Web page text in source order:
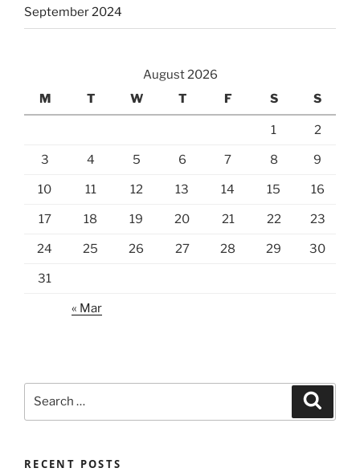
September 2024
August 2026
M
T W T F S S
1 2
3 4 5 6 7 8 9
10 11 12 13 14 15 16
17 18 19 20 21 22 23
24 25 26 27 28 29 30
31
« Mar
RECENT POSTS